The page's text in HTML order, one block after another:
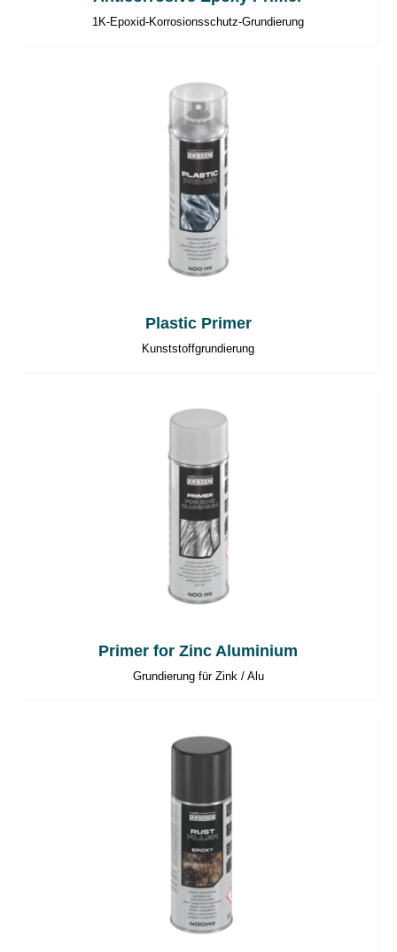
1K-Epoxid-Korrosionsschutz-Grundierung
Plastic Primer
Kunststoffgrundierung
Primer for Zinc Aluminium
Grundierung für Zink / Alu